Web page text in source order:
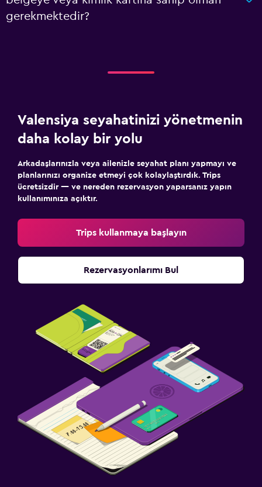
gerekmektedir?
Valensiya seyahatinizi yönetmenin
daha kolay bir yolu
Arkadaşlarınızla veya ailenizle seyahat planı yapmayı ve
planlarınızı organize etmeyi çok kolaylaştırdık. Trips
ücretsizdir — ve nereden rezervasyon yaparsanız yapın
kullanımınıza açıktır.
Trips kullanmaya başlayın
Rezervasyonlarımı Bul